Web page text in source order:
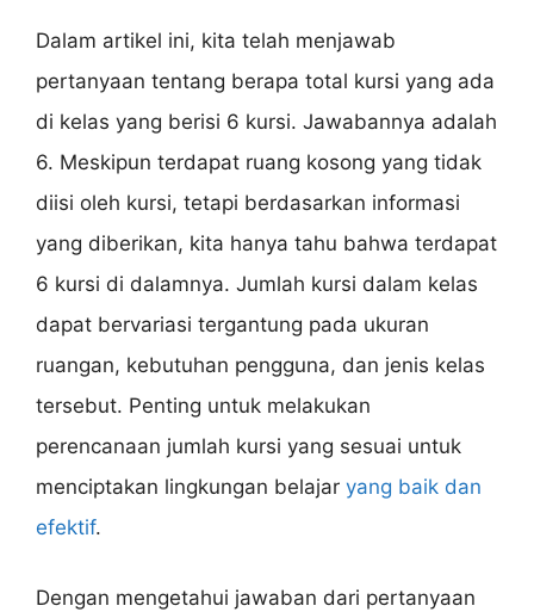
Dalam artikel ini, kita telah menjawab
pertanyaan tentang berapa total kursi yang ada
di kelas yang berisi 6 kursi. Jawabannya adalah
6. Meskipun terdapat ruang kosong yang tidak
diisi oleh kursi, tetapi berdasarkan informasi
yang diberikan, kita hanya tahu bahwa terdapat
6 kursi di dalamnya. Jumlah kursi dalam kelas
dapat bervariasi tergantung pada ukuran
ruangan, kebutuhan pengguna, dan jenis kelas
tersebut. Penting untuk melakukan
perencanaan jumlah kursi yang sesuai untuk
menciptakan lingkungan belajar yang baik dan
efektif.
Dengan mengetahui jawaban dari pertanyaan